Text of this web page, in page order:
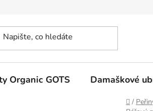
Organic GOTS Damaškové
Domů
/